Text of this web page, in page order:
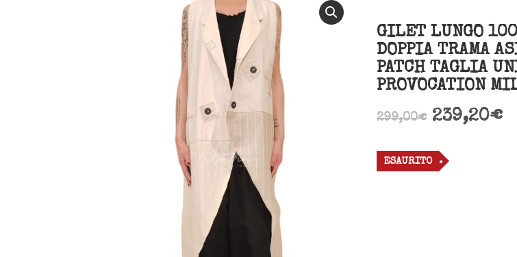
GILET LUNGO
DOPPIA TRAMA
PATCH TAGLIA
PROVOCATION
299,00€ 239,20€
ESAURITO